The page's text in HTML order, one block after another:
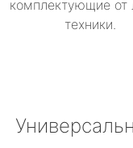
комплектующие от
техники.